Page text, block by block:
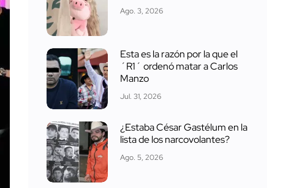
Ago. 3, 2026
Esta es la razón por la que el
´R1´ ordenó matar a Carlos
Manzo
Jul. 31, 2026
¿Estaba César Gastélum en la
lista de los narcovolantes?
Ago. 5, 2026